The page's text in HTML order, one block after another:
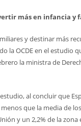
más en infancia
y destinar más
la OCDE en el
la ministra de
al concluir que
que la media de
y un 2,2% de la